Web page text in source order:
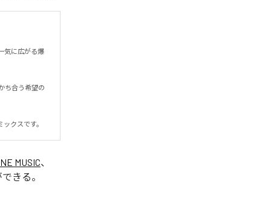
気に広がる爆
ち合う希望の
クスです。
MUSIC、
きる。